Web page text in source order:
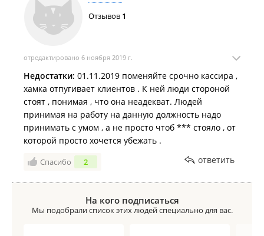
Отзывов 1
отредактировано 6 ноября 2019 г.
Недостатки: 01.11.2019 поменяйте срочно кассира ,
хамка отпугивает клиентов . К ней люди стороной
стоят , понимая , что она неадекват. Людей
принимая на работу на данную должность надо
принимать с умом , а не просто чтоб *** стояло , от
которой просто хочется убежать .
Спасибо 2 ответить
На кого подписаться
Мы подобрали список этих людей специально для вас.